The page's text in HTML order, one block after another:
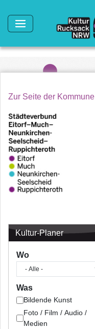
Zur Seite der Kommune
Kultur-Planer
Wo
Was
Bildende Kunst
Foto / Film / Audio /
Medien